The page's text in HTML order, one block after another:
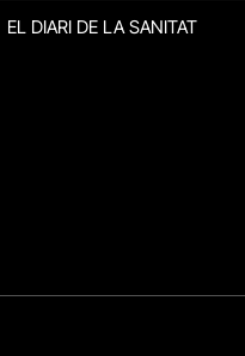
EL DIARI DE LA SANITAT